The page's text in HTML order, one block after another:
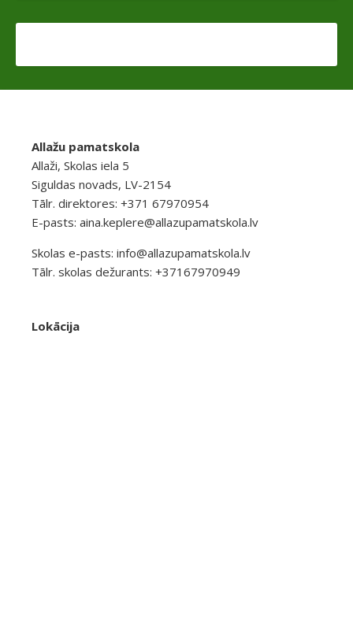
Allažu pamatskola
Allaži, Skolas iela 5
Siguldas novads, LV-2154
Tālr. direktores: +371 67970954
E-pasts: aina.keplere@allazupamatskola.lv
Skolas e-pasts: info@allazupamatskola.lv
Tālr. skolas dežurants: +37167970949
Lokācija